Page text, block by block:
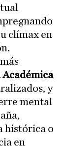
clímax en
y
mental
histórica o
en